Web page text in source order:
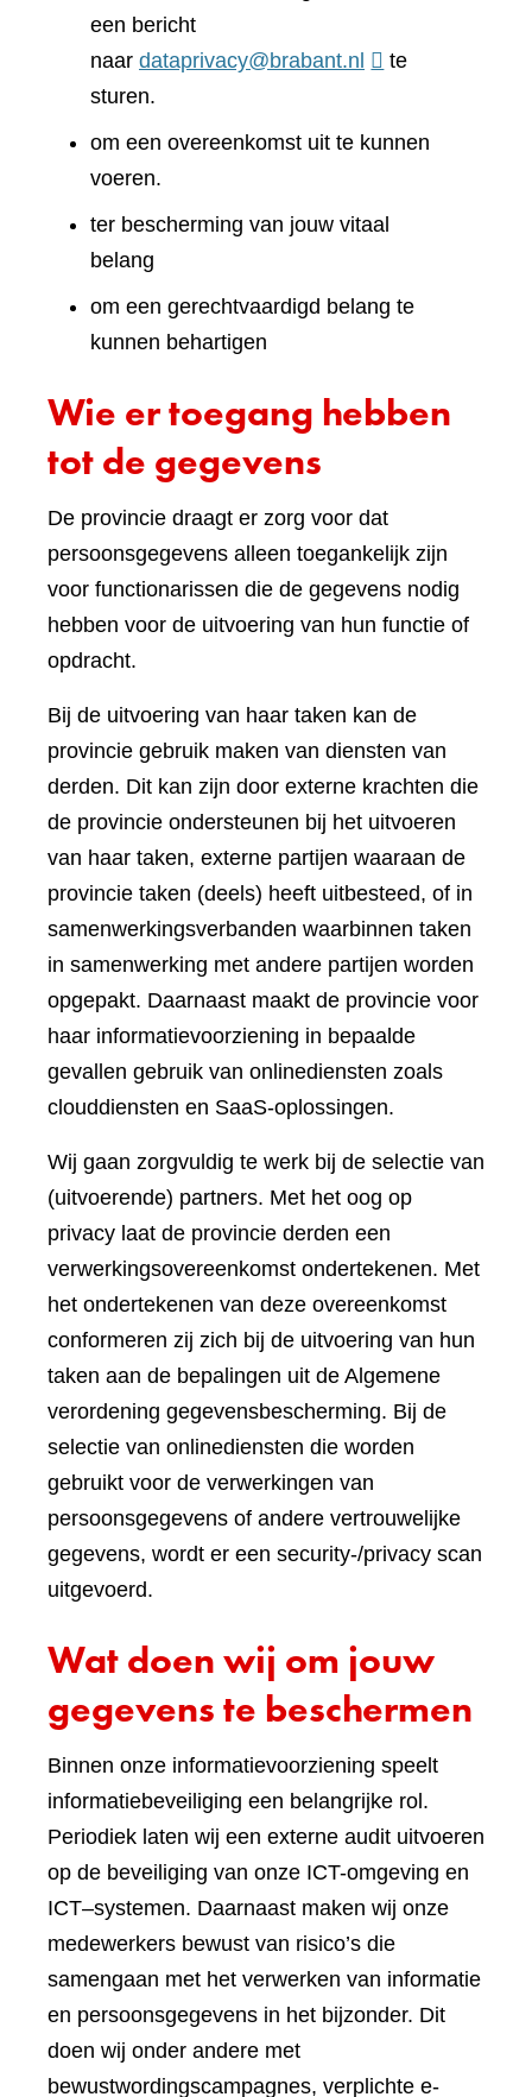
een bericht
naar dataprivacy@brabant.nl
te
sturen.
om een overeenkomst uit te kunnen
voeren.
ter bescherming van jouw vitaal
belang
om een gerechtvaardigd belang te
kunnen behartigen
Wie er toegang hebben
tot de gegevens
De provincie draagt er zorg voor dat
persoonsgegevens alleen toegankelijk zijn
voor functionarissen die de gegevens nodig
hebben voor de uitvoering van hun functie of
opdracht.
Bij de uitvoering van haar taken kan de
provincie gebruik maken van diensten van
derden. Dit kan zijn door externe krachten die
de provincie ondersteunen bij het uitvoeren
van haar taken, externe partijen waaraan de
provincie taken (deels) heeft uitbesteed, of in
samenwerkingsverbanden waarbinnen taken
in samenwerking met andere partijen worden
opgepakt. Daarnaast maakt de provincie voor
haar informatievoorziening in bepaalde
gevallen gebruik van onlinediensten zoals
clouddiensten en SaaS-oplossingen.
Wij gaan zorgvuldig te werk bij de selectie van
(uitvoerende) partners. Met het oog op
privacy laat de provincie derden een
verwerkingsovereenkomst ondertekenen. Met
het ondertekenen van deze overeenkomst
conformeren zij zich bij de uitvoering van hun
taken aan de bepalingen uit de Algemene
verordening gegevensbescherming. Bij de
selectie van onlinediensten die worden
gebruikt voor de verwerkingen van
persoonsgegevens of andere vertrouwelijke
gegevens, wordt er een security-/privacy scan
uitgevoerd.
Wat doen wij om jouw
gegevens te beschermen
Binnen onze informatievoorziening speelt
informatiebeveiliging een belangrijke rol.
Periodiek laten wij een externe audit uitvoeren
op de beveiliging van onze ICT-omgeving en
ICT–systemen. Daarnaast maken wij onze
medewerkers bewust van risico’s die
samengaan met het verwerken van informatie
en persoonsgegevens in het bijzonder. Dit
doen wij onder andere met
bewustwordingscampagnes, verplichte e-